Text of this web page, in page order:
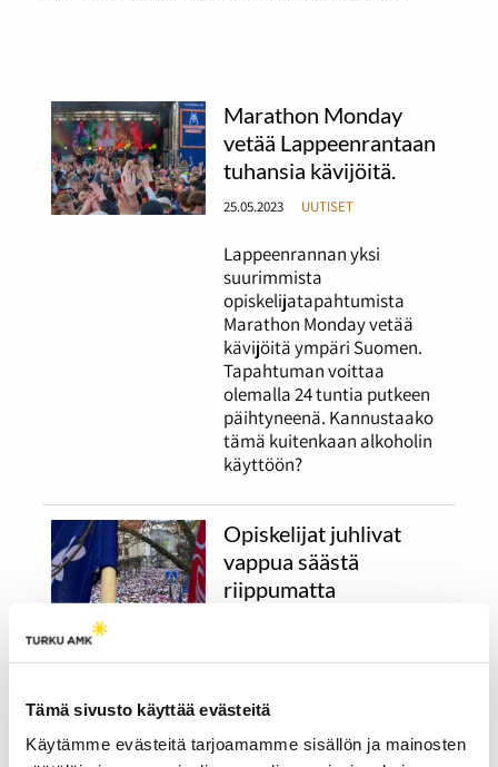
Tämä sivusto käyttää evästeitä
Käytämme evästeitä tarjoamamme sisällön ja mainosten
Marathon Monday
vetää Lappeenrantaan
tuhansia kävijöitä.
25.05.2023 UUTISET
Lappeenrannan yksi
suurimmista
opiskelijatapahtumista
Marathon Monday vetää
kävijöitä ympäri Suomen.
Tapahtuman voittaa
olemalla 24 tuntia putkeen
päihtyneenä. Kannustaako
tämä kuitenkaan alkoholin
käyttöön?
Opiskelijat juhlivat
vappua säästä
riippumatta
haalarikansa täyttää
katukuvan. Ensimmäistä